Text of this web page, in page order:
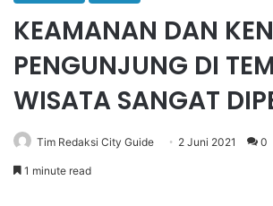
KEAMANAN DAN
PENGUNJUNG DI
WISATA SANGAT
Tim Redaksi City Guide 2 Juni 2021 0
1 minute read